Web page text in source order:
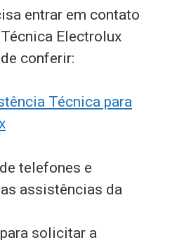
entrar em contato
Electrolux
conferir:
Técnica para
telefones e
assistências da
solicitar a